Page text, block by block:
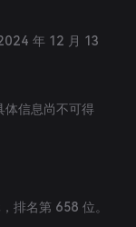
年 12 月 13
体信息尚不可得
排名第 658 位。